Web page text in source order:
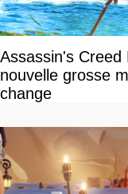
Assassin's Creed
nouvelle grosse
change